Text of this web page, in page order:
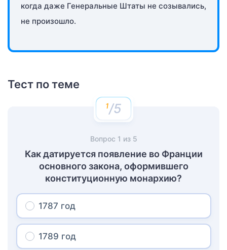
когда даже Генеральные Штаты не созывались,
не произошло.
Тест по теме
/5
Вопрос 1 из 5
Как датируется появление во Франции
основного закона, оформившего
конституционную монархию?
1787 год
1789 год